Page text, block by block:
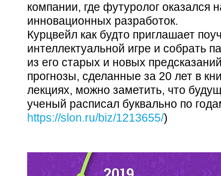
компании, где футуролог оказался
инновационных разработок.
Курцвейл как будто приглашает
интеллектуальной игре и собрать
из его старых и новых
прогнозы, сделанные за 20 лет в
лекциях, можно заметить, что
ученый расписал буквально по
https://slon.ru/biz/1213655/)